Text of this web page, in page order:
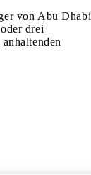
von Abu Dhabi
drei